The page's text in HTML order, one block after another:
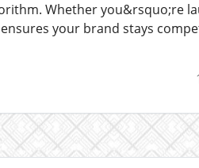
Whether you&rsquo;re
your brand stays